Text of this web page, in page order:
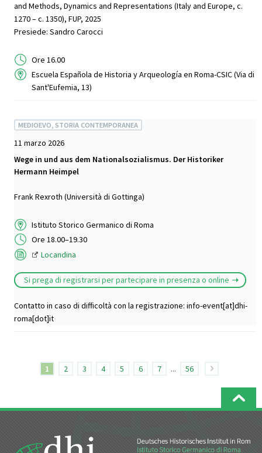
and Methods, Dynamics and Representations (Italy and Europe, c.
1270 – c. 1350), FUP, 2025
Presiede: Sandro Carocci
Ore 16.00
Escuela Española de Historia y Arqueología en Roma-CSIC (Via di
Sant'Eufemia, 13)
MEDIOEVO, STORIA CONTEMPORANEA
11 marzo 2026
Wege in und aus dem Nationalsozialismus. Der Historiker
Hermann Heimpel
Frank Rexroth (Università di Gottinga)
Istituto Storico Germanico di Roma
Ore 18.00–19.30
Locandina
Si prega di registrarsi per partecipare in presenza o online
Contatto in caso di difficoltà con la registrazione: info-event[at]dhi-
roma[dot]it
1 2 3 4 5 6 7 ... 56